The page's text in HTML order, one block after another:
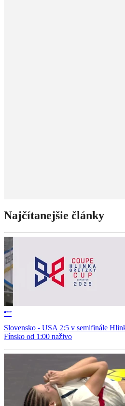
Najčítanejšie články
Slovensko - USA 2:5 v semifinále
Fínsko od 1:00 naživo